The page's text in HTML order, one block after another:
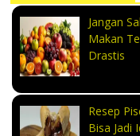
Jangan
Makan
Drastis
Resep
Bisa Jadi